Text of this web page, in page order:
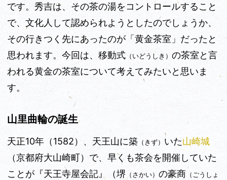
です。秀吉は、その茶の湯をコントロールすること
で、文化人して認められようとしたのでしょうか、
その行きつく先にあったのが「黄金茶室」だったと
思われます。今回は、移動式 （いどうしき） の茶室と言
われる黄金の茶室について考えてみたいと思いま
す。
山里曲輪の誕生
天正10年 （1582） 、天王山に築 （きず） いた山崎城
（京都府大山崎町）で、早くも茶会を開催していた
ことが『天王寺屋会記』（堺 （さかい） の豪商 （ごうしょ